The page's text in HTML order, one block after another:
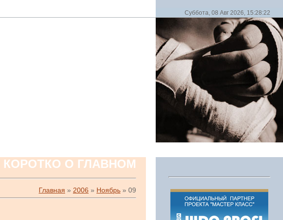
Суббота, 08 Авг 2026, 15:28:22
КОРОТКО О ГЛАВНОМ
Главная » 2006 » Ноябрь » 09